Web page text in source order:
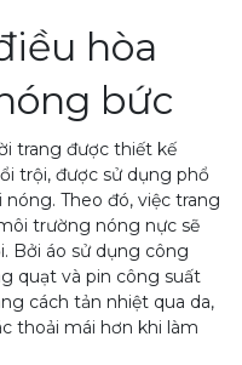
hòa
bức
trang được thiết kế
trội, được sử dụng phổ
Theo đó, việc trang
trường nóng nực sẽ
Bởi áo sử dụng công
quạt và pin công suất
cách tản nhiệt qua da,
thoải mái hơn khi làm